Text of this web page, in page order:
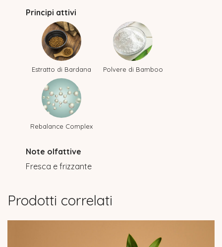
Principi attivi
Estratto di Bardana Polvere di Bamboo
Rebalance Complex
Note olfattive
Fresca e frizzante
Prodotti correlati